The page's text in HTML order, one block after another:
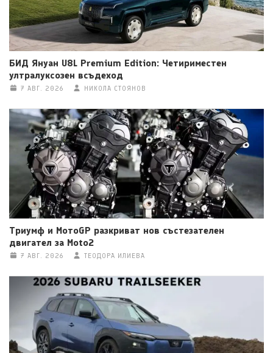
БИД Януан U8L Premium Edition: Четириместен
ултралуксозен всъдеход
7 АВГ. 2026 НИКОЛА СТОЯНОВ
Триумф и МотоGP разкриват нов състезателен
двигател за Moto2
7 АВГ. 2026 ТЕОДОРА ИЛИЕВА